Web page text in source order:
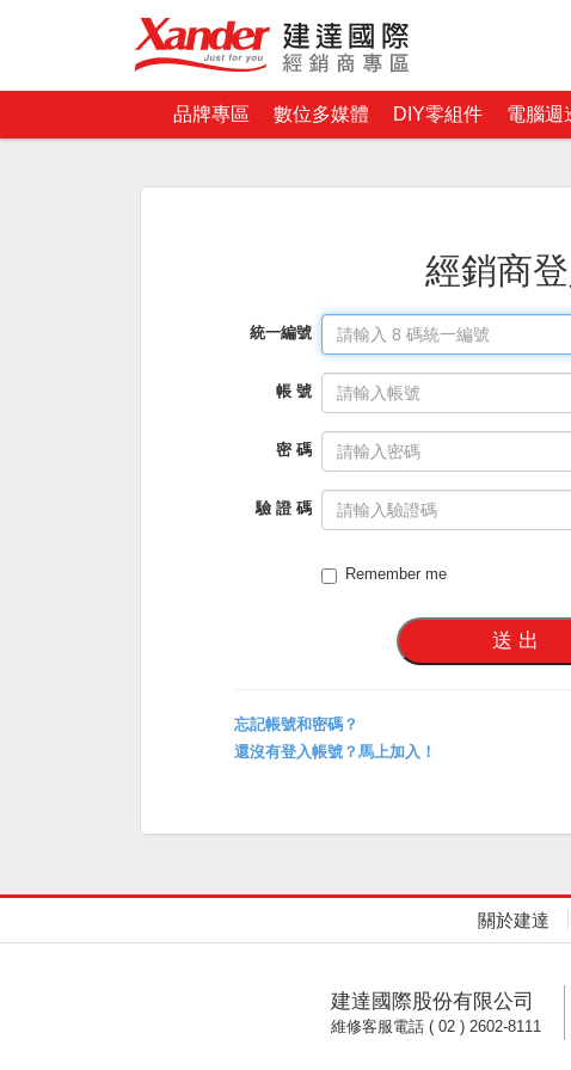
品牌專區 數位多媒體 DIY零組件 電腦週
經銷商登
統一編號
帳 號
密 碼
驗 證 碼
Remember me
忘記帳號和密碼？
還沒有登入帳號？馬上加入！
關於建達
建達國際股份有限公司
維修客服電話 ( 02 ) 2602-8111